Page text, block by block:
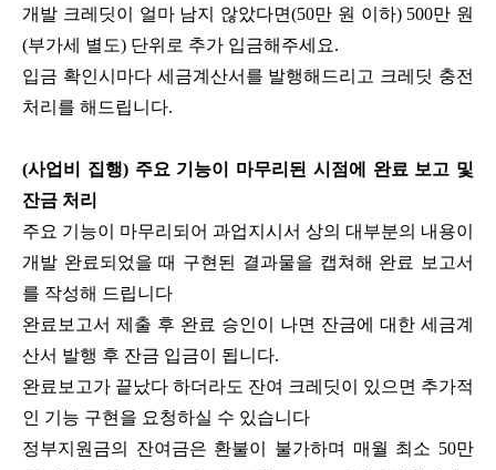
개발 크레딧이 얼마 남지 않았다면(50만 원 이하) 500만 원
(부가세 별도) 단위로 추가 입금해주세요.
입금 확인시마다 세금계산서를 발행해드리고 크레딧 충전
처리를 해드립니다.
(사업비 집행) 주요 기능이 마무리된 시점에 완료 보고 및
잔금 처리
주요 기능이 마무리되어 과업지시서 상의 대부분의 내용이
개발 완료되었을 때 구현된 결과물을 캡쳐해 완료 보고서
를 작성해 드립니다
완료보고서 제출 후 완료 승인이 나면 잔금에 대한 세금계
산서 발행 후 잔금 입금이 됩니다.
완료보고가 끝났다 하더라도 잔여 크레딧이 있으면 추가적
인 기능 구현을 요청하실 수 있습니다
정부지원금의 잔여금은 환불이 불가하며 매월 최소 50만